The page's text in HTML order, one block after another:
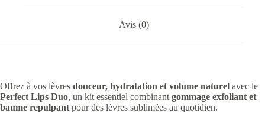
Avis (0)
Offrez à vos lèvres douceur, hydratation et volume naturel avec le
Perfect Lips Duo, un kit essentiel combinant gommage exfoliant et
baume repulpant pour des lèvres sublimées au quotidien.